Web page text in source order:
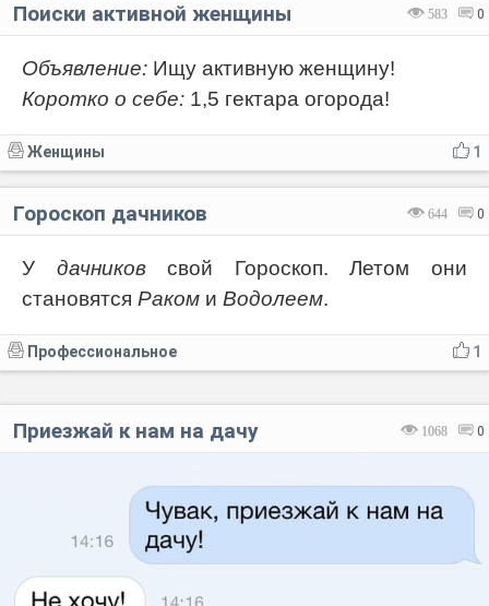
583 0
Поиски активной женщины
Объявление: Ищу активную женщину!
Коротко о себе: 1,5 гектара огорода!
1
Женщины
644 0
Гороскоп дачников
У дачниковсвой Гороскоп. Летом они
становятся Раком и Водолеем.
1
Профессиональное
1068 0
Приезжай к нам на дачу